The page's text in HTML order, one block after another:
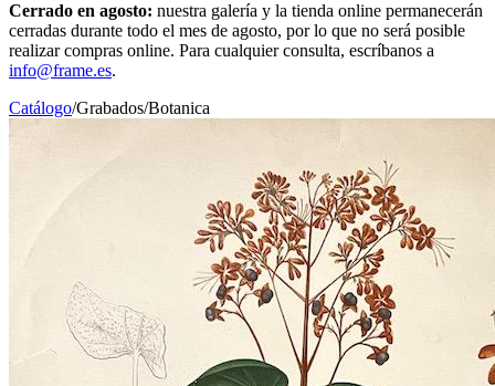
Cerrado en agosto: nuestra galería y la tienda online permanecerán
cerradas durante todo el mes de agosto, por lo que no será posible
realizar compras online. Para cualquier consulta, escríbanos a
info@frame.es.
Catálogo/Grabados/Botanica